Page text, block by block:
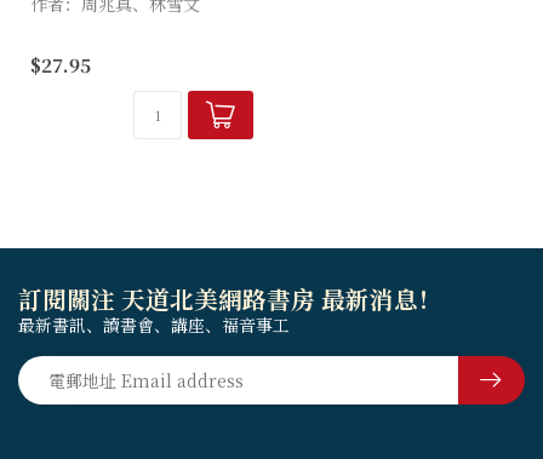
配樂
從聖經人物的心路歷程，開啟
內在生命成長之旅，讓您重新
連結內心的聲音，感悟體會恩
$27.95
訂閱關注 天道北美網路書房 最新消息！
最新書訊、讀書會、講座、福音事工